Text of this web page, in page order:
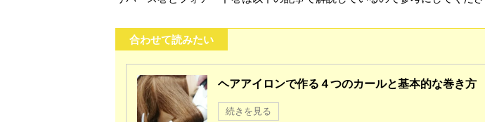
合わせて読みたい
ヘアアイロンで作る４つのカールと基本的な巻き方
続きを見る